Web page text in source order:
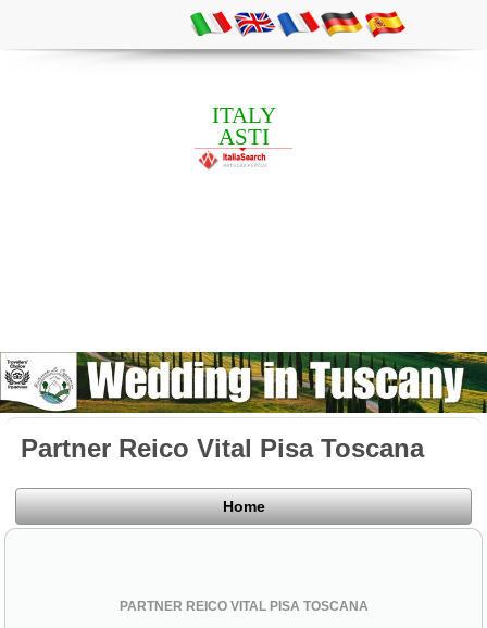
ITALY
ASTI
Partner Reico Vital Pisa Toscana
Home
PARTNER REICO VITAL PISA TOSCANA